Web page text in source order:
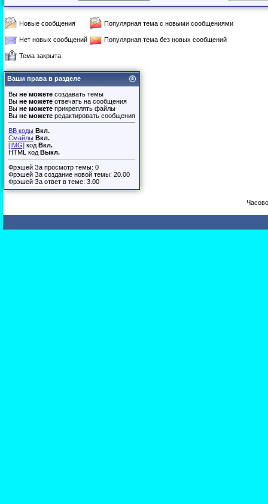
Новые сообщения Популярная тема с новыми сообщениями
Нет новых сообщений Популярная тема без новых сообщений
Тема закрыта
Ваши права в разделе
Вы не можете создавать темы
Вы не можете отвечать на сообщения
Вы не можете прикреплять файлы
Вы не можете редактировать сообщения
BB коды Вкл.
Смайлы Вкл.
[IMG] код Вкл.
HTML код Выкл.
Фрэшей За просмотр темы: 0
Фрэшей За создание новой темы: 20.00
Фрэшей За ответ в теме: 3.00